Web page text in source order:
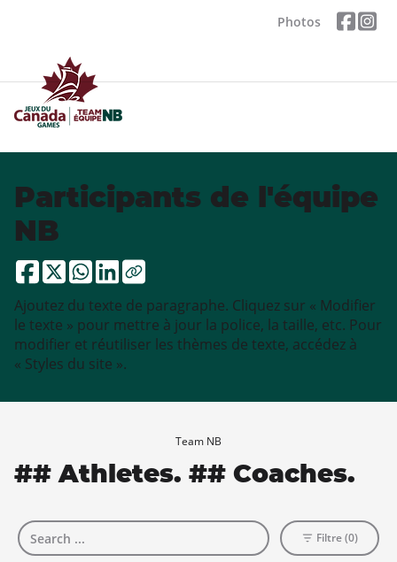
Photos
Participants de l'équipe
NB
Ajoutez du texte de paragraphe. Cliquez sur « Modifier
le texte » pour mettre à jour la police, la taille, etc. Pour
modifier et réutiliser les thèmes de texte, accédez à
« Styles du site ».
Team NB
## Athletes. ## Coaches.
Filtre (0)